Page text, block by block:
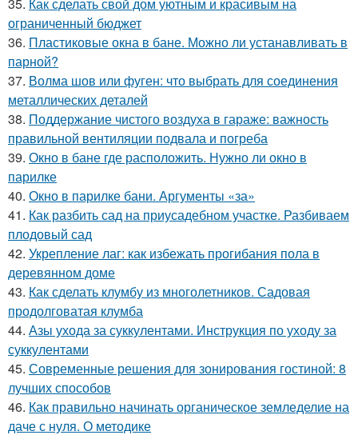
ограниченный бюджет
36. Пластиковые окна в бане. Можно ли устанавливать в
парной?
37. Волма шов или фуген: что выбрать для соединения
металлических деталей
38. Поддержание чистого воздуха в гараже: важность
правильной вентиляции подвала и погреба
39. Окно в бане где расположить. Нужно ли окно в
парилке
40. Окно в парилке бани. Аргументы «за»
41. Как разбить сад на приусадебном участке. Разбиваем
плодовый сад
42. Укрепление лаг: как избежать прогибания пола в
деревянном доме
43. Как сделать клумбу из многолетников. Садовая
продолговатая клумба
44. Азы ухода за суккулентами. Инструкция по уходу за
суккулентами
45. Современные решения для зонирования гостиной: 8
лучших способов
46. Как правильно начинать органическое земледелие на
даче с нуля. О методике